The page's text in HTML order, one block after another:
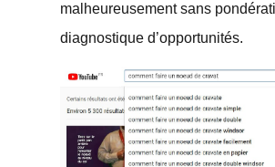
malheureusement sans
diagnostique d’opportunités.